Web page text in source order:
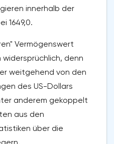
innerhalb der
1649,0.
Vermögenswert
denn
weitgehend von den
des US-Dollars
anderem gekoppelt
aus den
über die